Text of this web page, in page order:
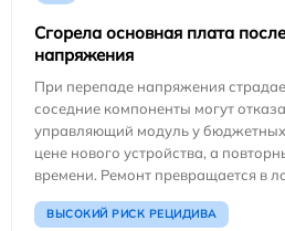
Сгорела основная плата
напряжения
При перепаде напряжения
соседние компоненты могут
управляющий модуль у
цене нового устройства, а
времени. Ремонт превращается в
ВЫСОКИЙ РИСК РЕЦИДИВА